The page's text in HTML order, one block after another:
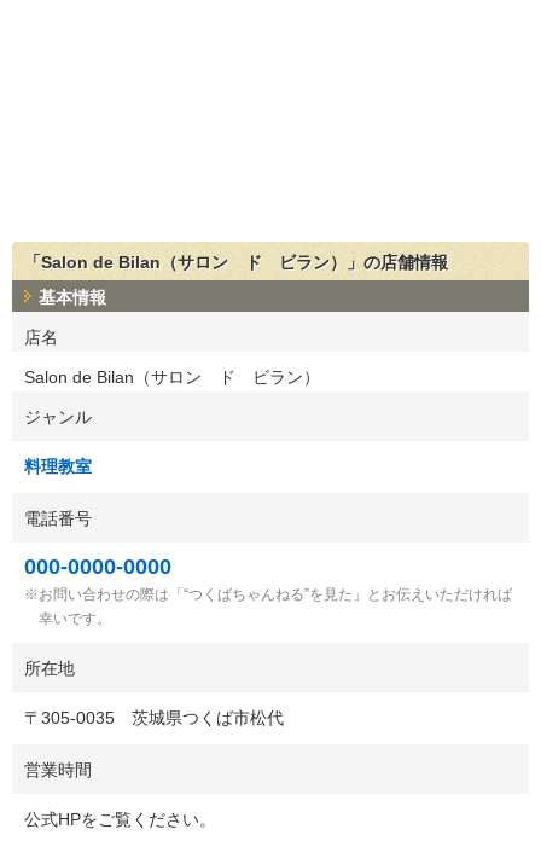
「Salon de Bilan（サロン ド ビラン）」の店舗情報
基本情報
店名
Salon de Bilan（サロン ド ビラン）
ジャンル
料理教室
電話番号
000-0000-0000
お問い合わせの際は「“つくばちゃんねる”を見た」とお伝えいただければ
幸いです。
所在地
〒 305-0035 茨城県つくば市松代
営業時間
公式HPをご覧ください。